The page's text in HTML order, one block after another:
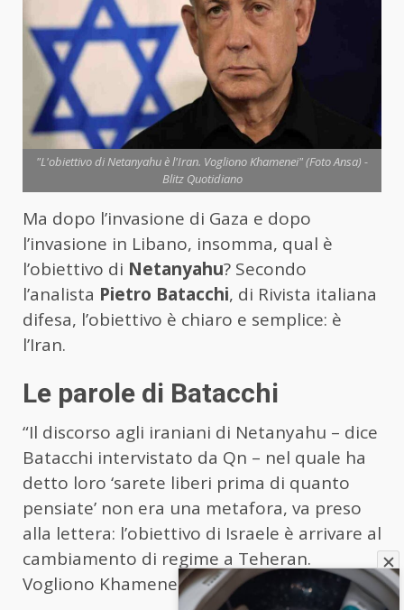
"L'obiettivo di Netanyahu è l'Iran. Vogliono Khamenei" (Foto Ansa) -
Blitz Quotidiano
Ma dopo l’invasione di Gaza e dopo
l’invasione in Libano, insomma, qual è
l’obiettivo di Netanyahu? Secondo
l’analista Pietro Batacchi, di Rivista italiana
difesa, l’obiettivo è chiaro e semplice: è
l’Iran.
Le parole di Batacchi
“Il discorso agli iraniani di Netanyahu – dice
Batacchi intervistato da Qn – nel quale ha
detto loro ‘sarete liberi prima di quanto
pensiate’ non era una metafora, va preso
alla lettera: l’obiettivo di Israele è arrivare al
cambiamento di regime a Teheran.
Vogliono Khamenei. Vogliono gli ayatollah”.